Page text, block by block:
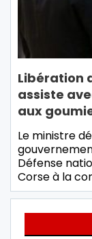
Libération
assiste
aux
Le ministre
Défense
Corse à la